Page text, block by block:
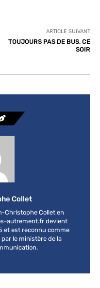
ARTICLE SUIVANT
TOUJOURS PAS DE BUS, CE
SOIR
Collet
Christophe Collet en
autrement.fr devient
et est reconnu comme
le ministère de la